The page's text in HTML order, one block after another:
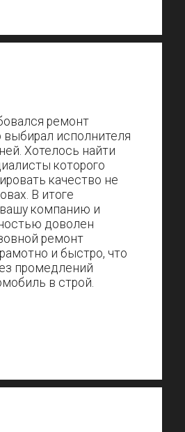
ремонт
выбирал исполнителя
Хотелось найти
которого
качество не
В итоге
компанию и
доволен
ремонт
и быстро, что
промедлений
в строй.